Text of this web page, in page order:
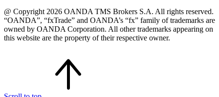
@ Copyright 2026 OANDA TMS Brokers S.A. All rights reserved.
“OANDA”, “fxTrade” and OANDA’s “fx” family of trademarks are
owned by OANDA Corporation. All other trademarks appearing on
this website are the property of their respective owner.